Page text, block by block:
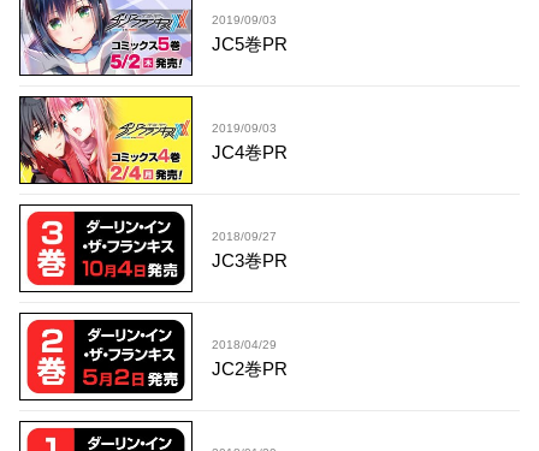
2019/09/03
JC5巻PR
2019/09/03
JC4巻PR
2018/09/27
JC3巻PR
2018/04/29
JC2巻PR